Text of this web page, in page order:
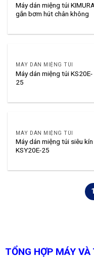
Máy dán miệng túi KIMURA
gắn bơm hút chân không
MÁY DÁN MIỆNG TÚI
Máy dán miệng túi KS20E-
25
MÁY DÁN MIỆNG TÚI
Máy dán miệng túi siêu kín
KSY20E-25
1
TỔNG HỢP MÁY